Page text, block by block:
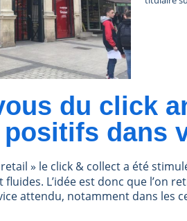
du click
dans
» le click & collect a été
L’idée est donc que l’on
attendu, notamment dans les